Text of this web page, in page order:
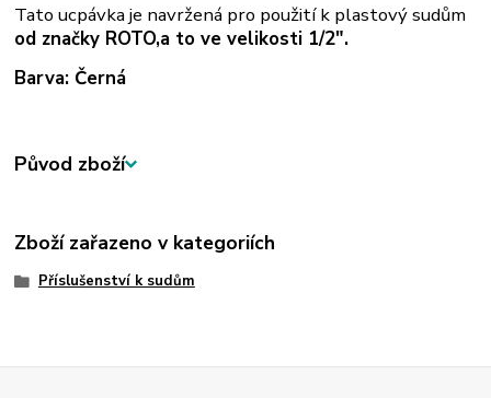
Tato ucpávka je navržená pro použití k plastový sudům
od značky ROTO,a to ve velikosti 1/2".
Barva: Černá
Původ zboží
Zboží zařazeno v kategoriích
Příslušenství k sudům